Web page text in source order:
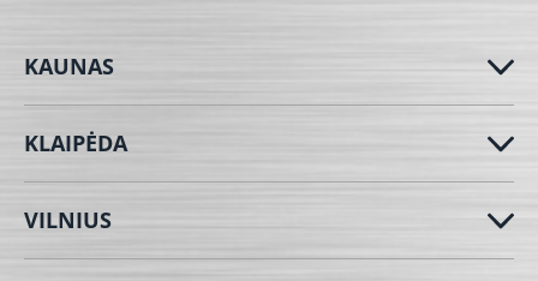
KAUNAS
KLAIPĖDA
VILNIUS